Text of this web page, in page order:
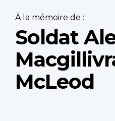
À la mémoire de :
Soldat
McLeod